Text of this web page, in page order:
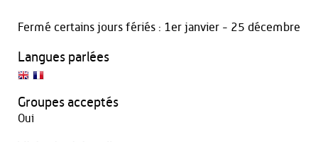
Fermé certains jours fériés : 1er janvier - 25 décembre
Langues parlées
Groupes acceptés
Oui